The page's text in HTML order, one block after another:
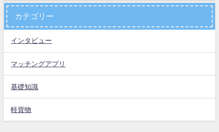
カテゴリー
インタビュー
マッチングアプリ
基礎知識
軽貨物